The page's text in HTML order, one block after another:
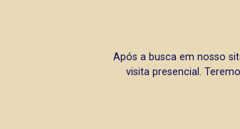
Após a busca em nosso
visita presencial.